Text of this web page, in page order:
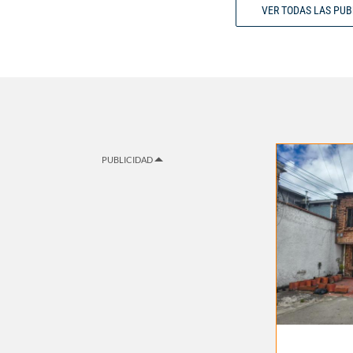
VER TODAS LAS
PUBLICIDAD